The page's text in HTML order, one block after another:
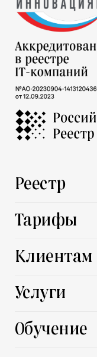
Реестр
Тарифы
Клиентам
Поставщику
Услуги
Все услуги
Автоматизация
Обучение